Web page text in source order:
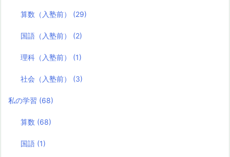
算数（入塾前） (29)
国語（入塾前） (2)
理科（入塾前） (1)
社会（入塾前） (3)
私の学習 (68)
算数 (68)
国語 (1)